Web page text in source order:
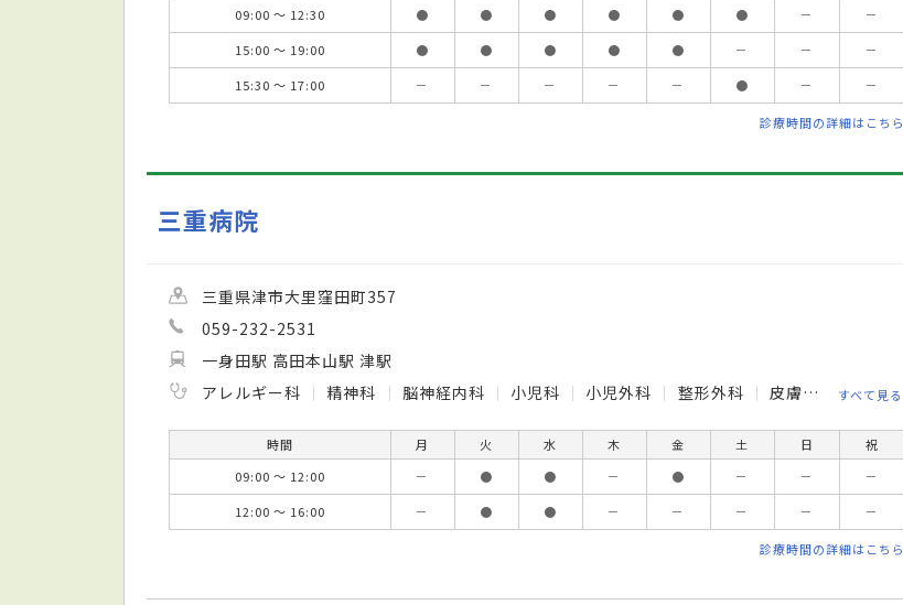
09:00 ～ 12:30
● ● ● ● ● ● －
－
15:00 ～ 19:00
● ● ● ● ● － －
－
15:30 ～ 17:00
－ － － － － ● － －
診療時間の詳細はこちら
三重病院
三重県津市大里窪田町357
059-232-2531
一身田駅 高田本山駅 津駅
アレルギー科
精神科 脳神経内科 小児科 小児外科 整形外科 皮膚科 眼科
すべて見る
時間 月 火 水 木 金 土 日
祝
09:00 ～ 12:00
－ ● ● － ● － －
－
12:00 ～ 16:00
－ ● ● － － － － －
診療時間の詳細はこちら